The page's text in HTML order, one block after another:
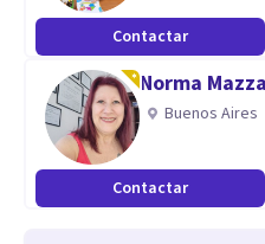
Contactar
Norma
Buenos Aires
Contactar